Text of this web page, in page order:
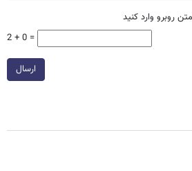
روبرو وارد کنید
2 + 0 =
ارسال